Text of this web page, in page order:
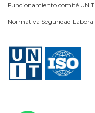
Funcionamiento comité UNIT
Normativa Seguridad Laboral